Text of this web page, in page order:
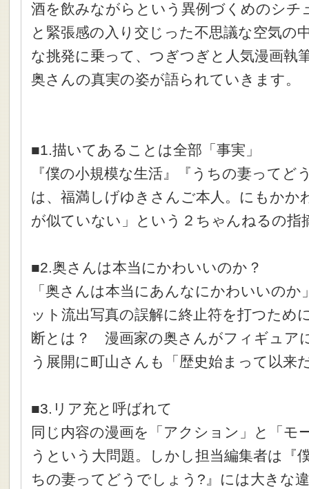
酒を飲みながらという異例づくめのシチ
と緊張感の入り交じった不思議な空気の
な挑発に乗って、つぎつぎと人気漫画執
奥さんの真実の姿が語られていきます。
■1.描いてあることは全部「事実」
『僕の小規模な生活』『うちの妻ってど
は、福満しげゆきさんご本人。にもかか
が似ていない」という２ちゃんねるの指
■2.奥さんは本当にかわいいのか？
「奥さんは本当にあんなにかわいいの
ット流出写真の誤解に終止符を打つため
断とは？ 漫画家の奥さんがフィギュア
う展開に町山さんも「歴史始まって以来
■3.リア充と呼ばれて
同じ内容の漫画を「アクション」と「モ
うという大問題。しかし担当編集者は『
ちの妻ってどうでしょう?』には大きな